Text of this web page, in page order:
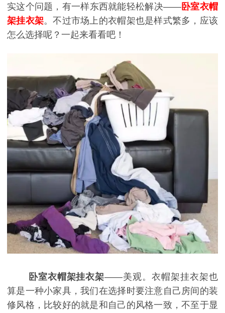
实这个问题，有一样东西就能轻松解决——卧室衣帽
架挂衣架。不过市场上的衣帽架也是样式繁多，应该
怎么选择呢？一起来看看吧！
卧室衣帽架挂衣架——美观。衣帽架挂衣架也
算是一种小家具，我们在选择时要注意自己房间的装
修风格，比较好的就是和自己的风格一致，不至于显